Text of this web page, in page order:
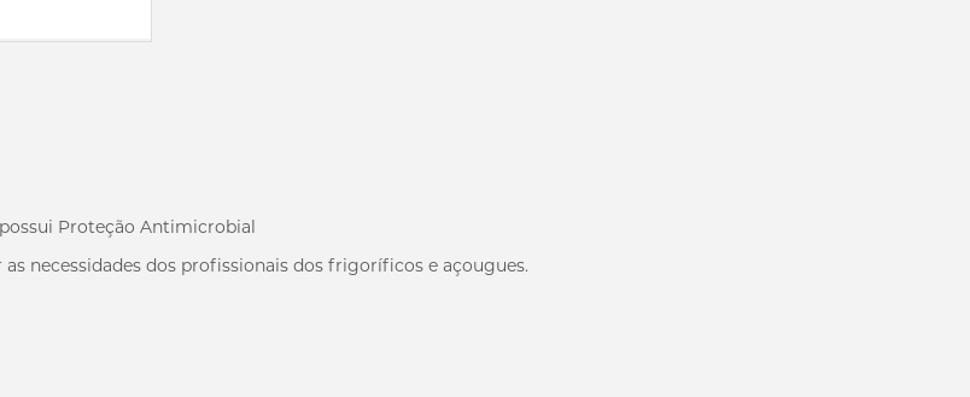
Proteção Antimicrobial
necessidades dos profissionais dos frigoríficos e açougues.